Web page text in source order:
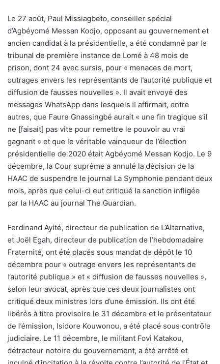
Le 27 août, Paul Missiagbeto, conseiller spécial
d’Agbéyomé Messan Kodjo, opposant au gouvernement et
ancien candidat à la présidentielle, a été condamné par le
tribunal de première instance de Lomé à 48 mois de
prison, dont 24 avec sursis, pour « menaces de mort,
outrages envers les représentants de l’autorité publique et
diffusion de fausses nouvelles ». Il avait envoyé des
messages WhatsApp dans lesquels il affirmait, entre
autres, que Faure Gnassingbé aurait « une fin tragique s’il
ne [faisait] pas vite pour remettre le pouvoir au vrai
gagnant » et que le véritable vainqueur de l’élection
présidentielle de 2020 était Agbéyomé Messan Kodjo. Le 9
décembre, la Cour suprême a annulé la décision de la
HAAC de suspendre le journal La Symphonie pendant deux
mois, après que celui-ci eut critiqué la sanction infligée
par la HAAC au journal The Guardian.
Ferdinand Ayité, directeur de publication de L’Alternative,
et Joël Egah, directeur de publication de l’hebdomadaire
Fraternité, ont été placés sous mandat de dépôt le 10
décembre pour « outrage envers les représentants de
l’autorité publique » et « diffusion de fausses nouvelles »,
selon leur avocat, après que ces deux journalistes ont
critiqué deux ministres lors d’une émission. Ils ont été
libérés à titre provisoire le 31 décembre et le présentateur
de l’émission, Isidore Kouwonou, a été placé sous contrôle
judiciaire. Le 11 décembre, le militant Fovi Katakou,
détracteur notoire du gouvernement, a été arrêté et